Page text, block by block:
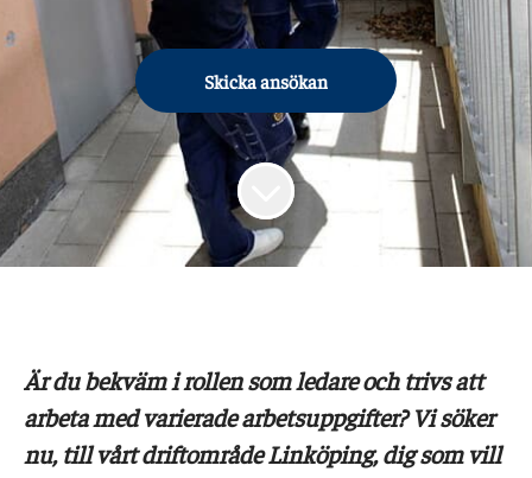
Skicka ansökan
Är du bekväm i rollen som ledare och trivs att
arbeta med varierade arbetsuppgifter? Vi söker
nu, till vårt driftområde Linköping, dig som vill